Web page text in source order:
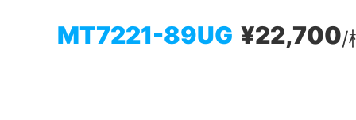
MT7221-89UG ¥22,700/